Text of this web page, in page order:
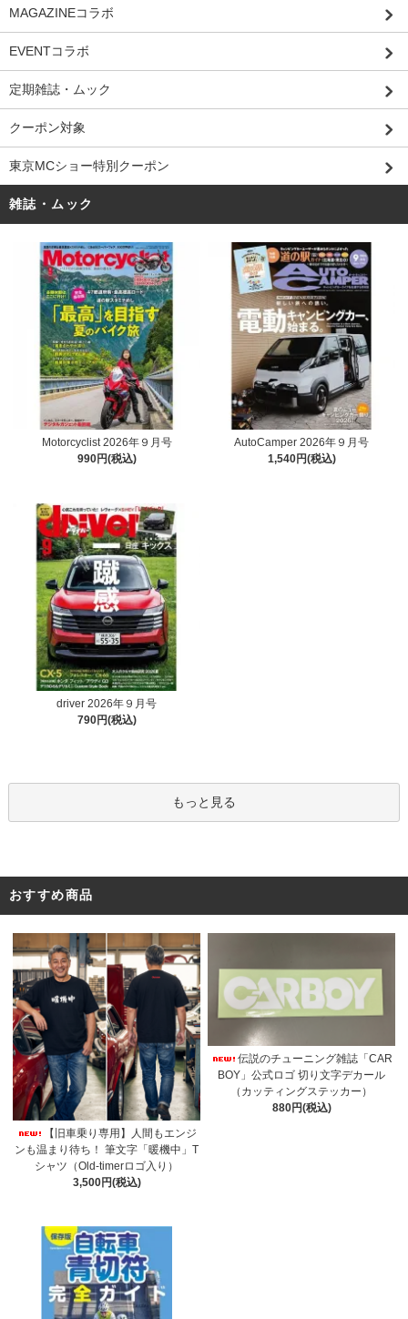
MAGAZINEコラボ
EVENTコラボ
定期雑誌・ムック
クーポン対象
東京MCショー特別クーポン
雑誌・ムック
Motorcyclist 2026年９月号
990円(税込)
AutoCamper 2026年９月号
1,540円(税込)
driver 2026年９月号
790円(税込)
もっと見る
おすすめ商品
【旧車乗り専用】人間もエンジ
ンも温まり待ち！ 筆文字「暖機中」T
シャツ（Old-timerロゴ入り）
3,500円(税込)
伝説のチューニング雑誌「CAR
BOY」公式ロゴ 切り文字デカール
（カッティングステッカー）
880円(税込)